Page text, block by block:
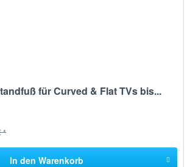
für Curved & Flat TVs bis...
*
In den Warenkorb